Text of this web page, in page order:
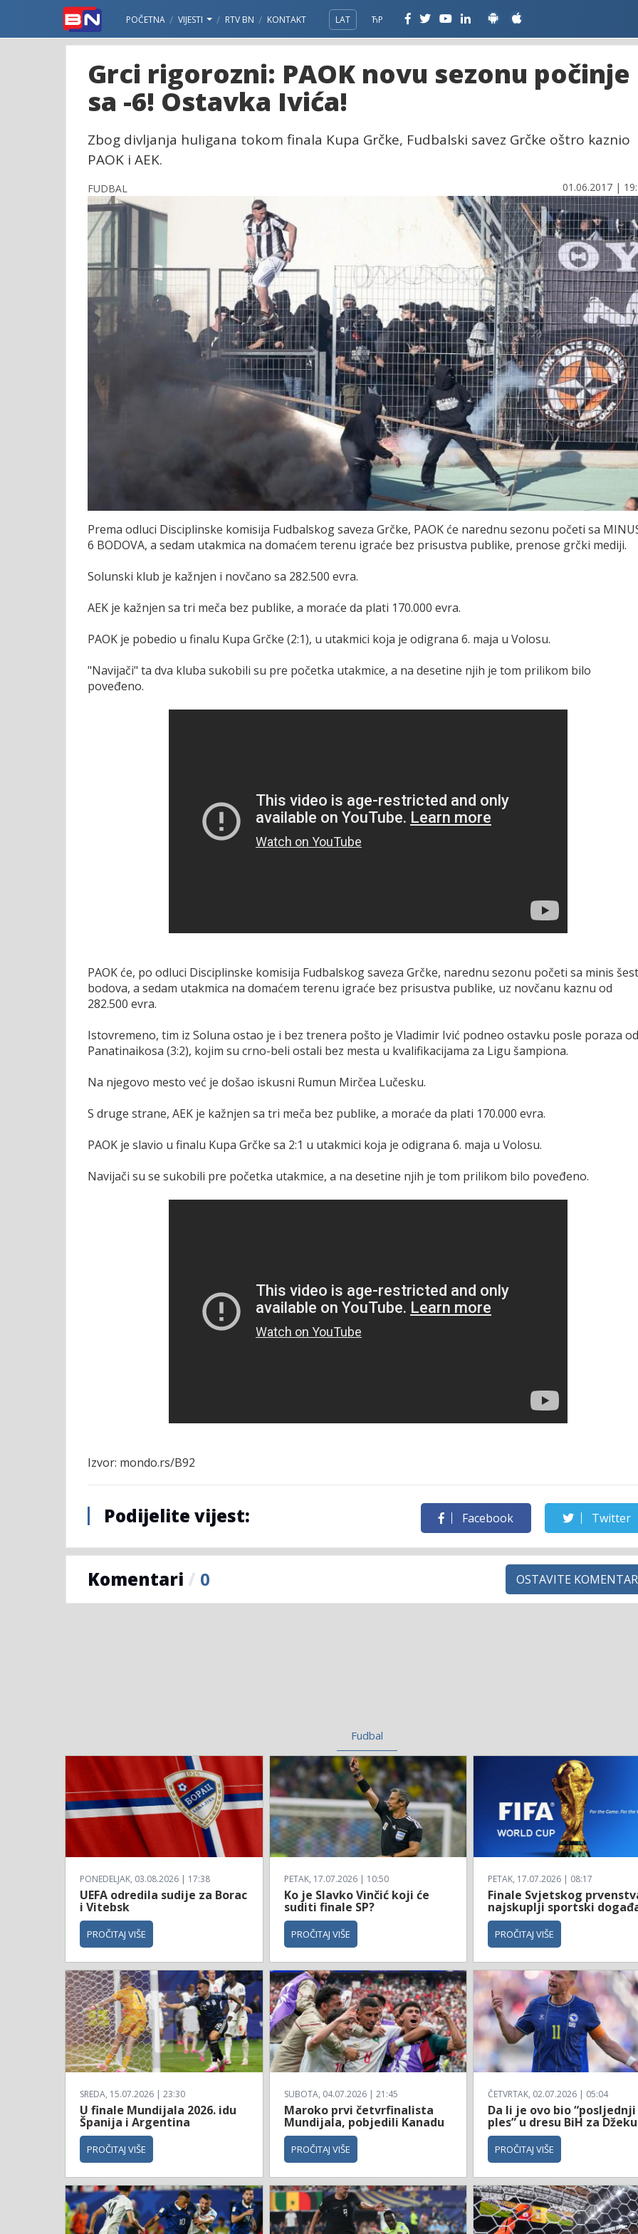
POČETNA VIJESTI RTV BN KONTAKT LAT ЋР
Grci rigorozni: PAOK novu sezonu počinje
sa -6! Ostavka Ivića!
Zbog divljanja huligana tokom finala Kupa Grčke, Fudbalski savez Grčke oštro kaznio
PAOK i AEK.
FUDBAL 01.06.2017 |
Prema odluci Disciplinske komisija Fudbalskog saveza Grčke, PAOK će narednu sezonu početi sa
6 BODOVA, a sedam utakmica na domaćem terenu igraće bez prisustva publike, prenose grčki mediji.
Solunski klub je kažnjen i novčano sa 282.500 evra.
AEK je kažnjen sa tri meča bez publike, a moraće da plati 170.000 evra.
PAOK je pobedio u finalu Kupa Grčke (2:1), u utakmici koja je odigrana 6. maja u Volosu.
"Navijači" ta dva kluba sukobili su pre početka utakmice, a na desetine njih je tom prilikom bilo
poveđeno.
PAOK će, po odluci Disciplinske komisija Fudbalskog saveza Grčke, narednu sezonu početi sa minis šest
bodova, a sedam utakmica na domaćem terenu igraće bez prisustva publike, uz novčanu kaznu od
282.500 evra.
Istovremeno, tim iz Soluna ostao je i bez trenera pošto je Vladimir Ivić podneo ostavku posle poraza od
Panatinaikosa (3:2), kojim su crno-beli ostali bez mesta u kvalifikacijama za Ligu šampiona.
Na njegovo mesto već je došao iskusni Rumun Mirčea Lučesku.
S druge strane, AEK je kažnjen sa tri meča bez publike, a moraće da plati 170.000 evra.
PAOK je slavio u finalu Kupa Grčke sa 2:1 u utakmici koja je odigrana 6. maja u Volosu.
Navijači su se sukobili pre početka utakmice, a na desetine njih je tom prilikom bilo poveđeno.
Izvor: mondo.rs/B92
Podijelite vijest: Facebook Twitter
Komentari / 0 OSTAVITE KOMENTAR
Fudbal
PONEDELJAK, 03.08.2026 | 17:38
UEFA odredila sudije za Borac
i Vitebsk
PROČITAJ VIŠE
PETAK, 17.07.2026 | 10:50
Ko je Slavko Vinčić koji će
suditi finale SP?
PROČITAJ VIŠE
PETAK, 17.07.2026 | 08:17
Finale Svjetskog
najskuplji sportski
PROČITAJ VIŠE
SREDA, 15.07.2026 | 23:30
U finale Mundijala 2026. idu
Španija i Argentina
PROČITAJ VIŠE
SUBOTA, 04.07.2026 | 21:45
Maroko prvi četvrfinalista
Mundijala, pobjedili Kanadu
PROČITAJ VIŠE
ČETVRTAK, 02.07.2026 | 05:04
Da li je ovo bio “posljednji
ples” u dresu BiH za Džeku
PROČITAJ VIŠE